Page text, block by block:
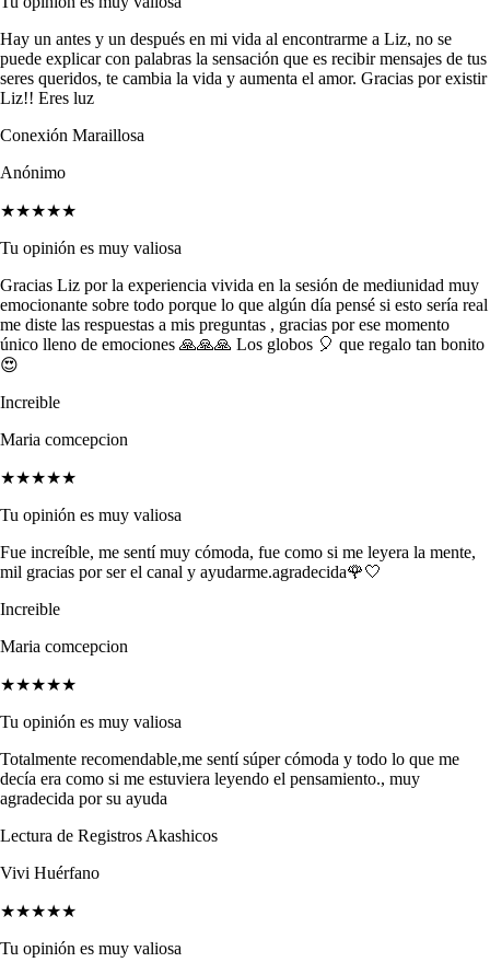
Hay un antes y un después en mi vida al encontrarme a Liz, no se
puede explicar con palabras la sensación que es recibir mensajes de tus
seres queridos, te cambia la vida y aumenta el amor. Gracias por existir
Liz!! Eres luz
Conexión Maraillosa
Anónimo
★★★★★
Tu opinión es muy valiosa
Gracias Liz por la experiencia vivida en la sesión de mediunidad muy
emocionante sobre todo porque lo que algún día pensé si esto sería real
me diste las respuestas a mis preguntas , gracias por ese momento
único lleno de emociones 🙏🙏🙏 Los globos 🎈 que regalo tan bonito
😍
Increible
Maria comcepcion
★★★★★
Tu opinión es muy valiosa
Fue increíble, me sentí muy cómoda, fue como si me leyera la mente,
mil gracias por ser el canal y ayudarme.agradecida🌹🤍
Increible
Maria comcepcion
★★★★★
Tu opinión es muy valiosa
Totalmente recomendable,me sentí súper cómoda y todo lo que me
decía era como si me estuviera leyendo el pensamiento., muy
agradecida por su ayuda
Lectura de Registros Akashicos
Vivi Huérfano
★★★★★
Tu opinión es muy valiosa